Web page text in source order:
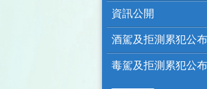
資訊公開
酒駕及拒測累犯公
毒駕及拒測累犯公